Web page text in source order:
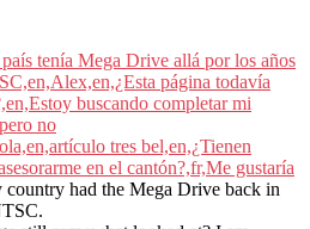
tenía Mega Drive allá por los años
página todavía
buscando completar mi
no
tres bel,en,¿Tienen
en el cantón?,fr,Me gustaría
country had the Mega Drive back in